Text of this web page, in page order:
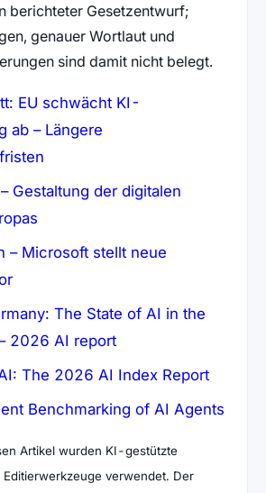
berichteter Gesetzentwurf;
genauer Wortlaut und
sind damit nicht belegt.
EU schwächt KI-
ab – Längere
(öffnet in neuem Tab)
Gestaltung der digitalen
(öffnet in neuem Tab)
– Microsoft stellt neue
(öffnet in neuem Tab)
The State of AI in the
2026 AI report(öffnet in neuem
The 2026 AI Index Report(öffnet
Benchmarking of AI Agents
Artikel wurden KI-gestützte
verwendet. Der